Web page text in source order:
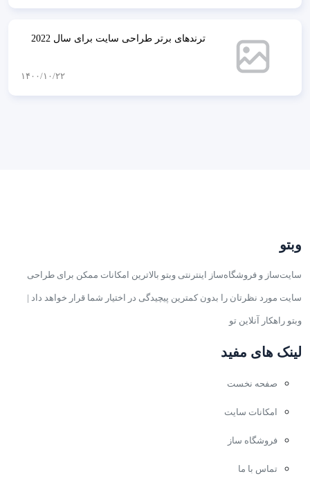
ترندهای برتر طراحی ‌سایت برای سال 2022
۱۴۰۰/۱۰/۲۲
وبتو
سایت‌ساز و فروشگاه‌ساز اینترنتی وبتو بالاترین امکانات ممکن برای طراحی
سایت مورد نظرتان را بدون کمترین پیچیدگی در اختیار شما قرار خواهد داد |
وبتو راهکار آنلاین تو
لینک های مفید
صفحه نخست
امکانات سایت
فروشگاه ساز
تماس با ما